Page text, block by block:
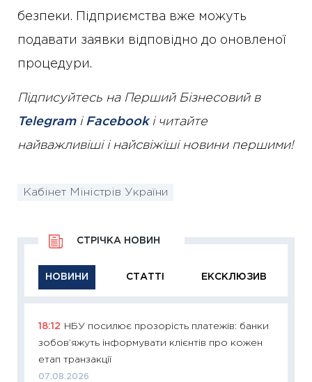
безпеки. Підприємства вже можуть
подавати заявки відповідно до оновленої
процедури.
Підписуйтесь на Перший Бізнесовий в
Telegramі Facebookі читайте
найважливіші і найсвіжіші новини першими!
Кабінет Міністрів України
НОВИНИ СТАТТІ ЕКСКЛЮЗИВ
СТРІЧКА НОВИН
18:12
НБУ посилює прозорість платежів: банки
зобов’яжуть інформувати клієнтів про кожен
етап транзакції
07.08.2026